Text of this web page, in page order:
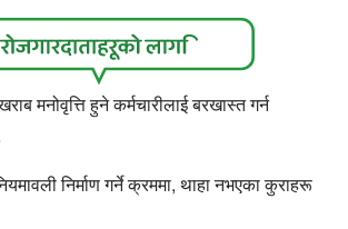
मनोवृत्ति हुने कर्मचारीलाई बरखास्त गर्न
निर्माण गर्ने क्रममा, थाहा नभएका कुराहरू